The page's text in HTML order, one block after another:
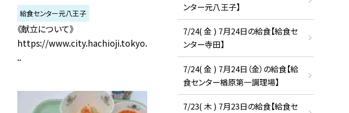
給食センター元八王子
《献立について》
https://www.city.hachioji.tokyo.
..
ンター元八王子】
7/24( 金 ) 7月24日の給食【給食セ
ンター寺田】
7/24( 金 ) 7月24日（金）の給食【給
食センター楢原第一調理場】
7/23( 木 ) 7月23日の給食【給食セ